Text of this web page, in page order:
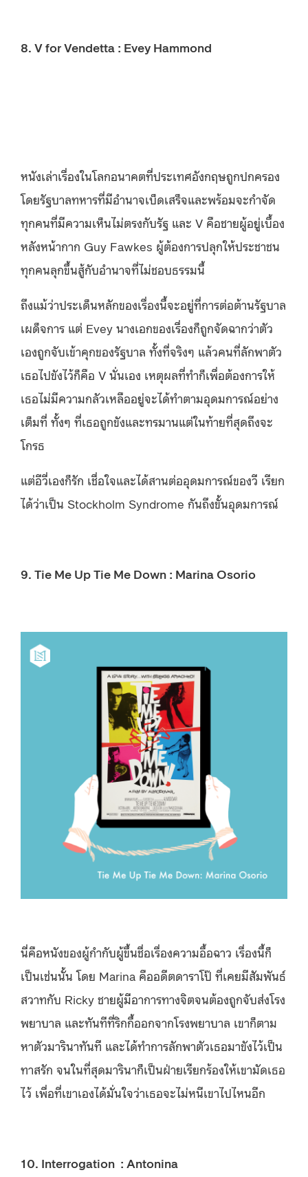
8. V for Vendetta : Evey Hammond
หนังเล่าเรื่องในโลกอนาคตที่ประเทศอังกฤษถูกปกครอง
โดยรัฐบาลทหารที่มีอำนาจเบ็ดเสร็จและพร้อมจะกำจัด
ทุกคนที่มีความเห็นไม่ตรงกับรัฐ และ V คือชายผู้อยู่เบื้อง
หลังหน้ากาก Guy Fawkes ผู้ต้องการปลุกให้ประชาชน
ทุกคนลุกขึ้นสู้กับอำนาจที่ไม่ชอบธรรมนี้
ถึงแม้ว่าประเด็นหลักของเรื่องนี้จะอยู่ที่การต่อต้านรัฐบาล
เผด็จการ แต่ Evey นางเอกของเรื่องก็ถูกจัดฉากว่าตัว
เองถูกจับเข้าคุกของรัฐบาล ทั้งที่จริงๆ แล้วคนที่ลักพาตัว
เธอไปขังไว้ก็คือ V นั่นเอง เหตุผลที่ทำก็เพื่อต้องการให้
เธอไม่มีความกลัวเหลืออยู่จะได้ทำตามอุดมการณ์อย่าง
เต็มที่ ทั้งๆ ที่เธอถูกขังและทรมานแต่ในท้ายที่สุดถึงจะ
โกรธ
แต่อีวี่เองก็รัก เชื่อใจและได้สานต่ออุดมการณ์ของวี เรียก
ได้ว่าเป็น Stockholm Syndrome กันถึงขั้นอุดมการณ์
9. Tie Me Up Tie Me Down : Marina Osorio
นี่คือหนังของผู้กำกับผู้ขึ้นชื่อเรื่องความอื้อฉาว เรื่องนี้ก็
เป็นเช่นนั้น โดย Marina คืออดีตดาราโป๊ ที่เคยมีสัมพันธ์
สวาทกับ Ricky ชายผู้มีอาการทางจิตจนต้องถูกจับส่งโรง
พยาบาล และทันทีที่ริกกี้ออกจากโรงพยาบาล เขาก็ตาม
หาตัวมารินาทันที และได้ทำการลักพาตัวเธอมาขังไว้เป็น
ทาสรัก จนในที่สุดมารินาก็เป็นฝ่ายเรียกร้องให้เขามัดเธอ
ไว้ เพื่อที่เขาเองได้มั่นใจว่าเธอจะไม่หนีเขาไปไหนอีก
10. Interrogation : Antonina